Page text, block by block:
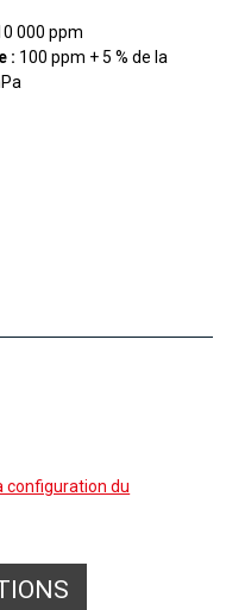
000 ppm
: 100 ppm + 5 % de la
configuration du